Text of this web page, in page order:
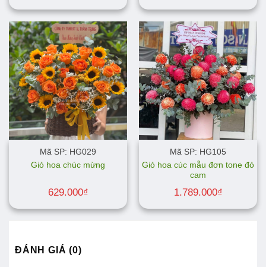
Mã SP: HG029
Giỏ hoa chúc mừng
629.000₫
Mã SP: HG105
Giỏ hoa cúc mẫu đơn tone đỏ
cam
1.789.000₫
ĐÁNH GIÁ (0)